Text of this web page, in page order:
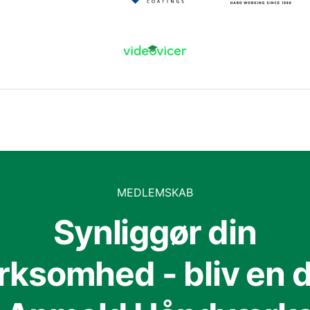
MEDLEMSKAB
Synliggør din
- bliv en